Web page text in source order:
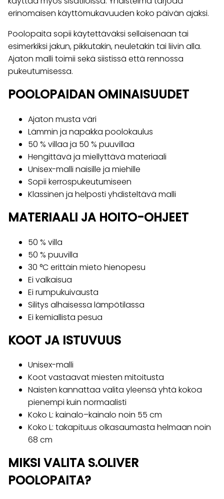
erinomaisen käyttömukavuuden koko päivän ajaksi.
Poolopaita sopii käytettäväksi sellaisenaan tai
esimerkiksi jakun, pikkutakin, neuletakin tai liivin alla.
Ajaton malli toimii sekä siistissä että rennossa
pukeutumisessa.
POOLOPAIDAN OMINAISUUDET
Ajaton musta väri
Lämmin ja napakka poolokaulus
50 % villaa ja 50 % puuvillaa
Hengittävä ja miellyttävä materiaali
Unisex-malli naisille ja miehille
Sopii kerrospukeutumiseen
Klassinen ja helposti yhdisteltävä malli
MATERIAALI JA HOITO-OHJEET
50 % villa
50 % puuvilla
30 °C erittäin mieto hienopesu
Ei valkaisua
Ei rumpukuivausta
Silitys alhaisessa lämpötilassa
Ei kemiallista pesua
KOOT JA ISTUVUUS
Unisex-malli
Koot vastaavat miesten mitoitusta
Naisten kannattaa valita yleensä yhtä kokoa
pienempi kuin normaalisti
Koko L: kainalo–kainalo noin 55 cm
Koko L: takapituus olkasaumasta helmaan noin
68 cm
MIKSI VALITA S.OLIVER
POOLOPAITA?